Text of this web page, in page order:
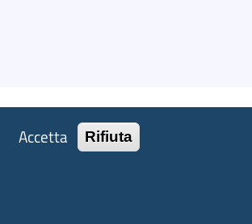
Accetta Rifiuta